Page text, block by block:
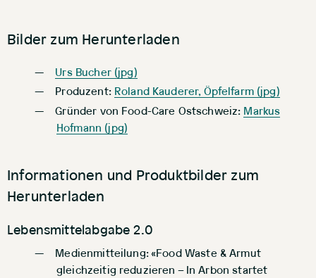
Bilder zum Herunterladen
Urs Bucher (jpg)
Produzent: Roland Kauderer, Öpfelfarm (jpg)
Gründer von Food-Care Ostschweiz: Markus
Hofmann (jpg)
Informationen und Produktbilder zum
Herunterladen
Lebensmittelabgabe 2.0
Medienmitteilung: «Food Waste & Armut
gleichzeitig reduzieren – In Arbon startet